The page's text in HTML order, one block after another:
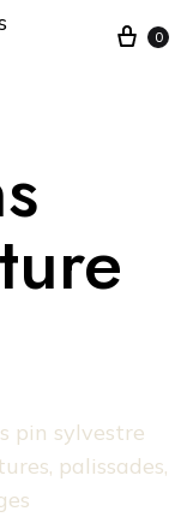
0
pin sylvestre
palissades,